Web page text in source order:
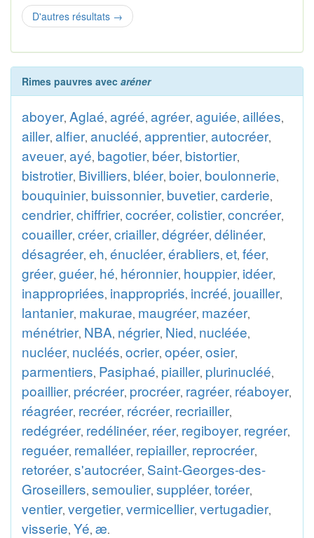
D'autres résultats →
Rimes pauvres avec aréner
aboyer, Aglaé, agréé, agréer, aguiée, aillées,
ailler, alfier, anucléé, apprentier, autocréer,
aveuer, ayé, bagotier, béer, bistortier,
bistrotier, Bivilliers, bléer, boier, boulonnerie,
bouquinier, buissonnier, buvetier, carderie,
cendrier, chiffrier, cocréer, colistier, concréer,
couailler, créer, criailler, dégréer, délinéer,
désagréer, eh, énucléer, érabliers, et, féer,
gréer, guéer, hé, héronnier, houppier, idéer,
inappropriées, inappropriés, incréé, jouailler,
lantanier, makurae, maugréer, mazéer,
ménétrier, NBA, négrier, Nied, nucléée,
nucléer, nucléés, ocrier, opéer, osier,
parmentiers, Pasiphaé, piailler, plurinucléé,
poaillier, précréer, procréer, ragréer, réaboyer,
réagréer, recréer, récréer, recriailler,
redégréer, redélinéer, réer, regiboyer, regréer,
reguéer, remalléer, repiailler, reprocréer,
retoréer, s'autocréer, Saint-Georges-des-
Groseillers, semoulier, suppléer, toréer,
ventier, vergetier, vermicellier, vertugadier,
visserie, Yé, æ.